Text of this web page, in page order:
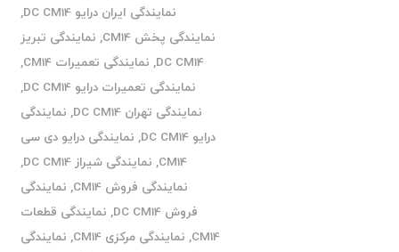
نمایندگی ایران درایو DC CM14
,
نمایندگی پخش CM14
, نمایندگی تبریز
DC CM14
, نمایندگی تعمیرات CM14
,
نمایندگی تعمیرات درایو DC CM14
,
نمایندگی تهران DC CM14
, نمایندگی
درایو DC CM14
, نمایندگی درایو دی سی
CM14
, نمایندگی شیراز DC CM14
,
نمایندگی فروش CM14
, نمایندگی
فروش DC CM14
, نمایندگی قطعات
CM14
, نمایندگی مرکزی CM14 , نمایندگی